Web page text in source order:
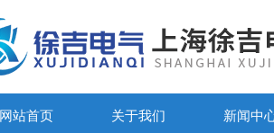
网站首页 关于我们 新闻中